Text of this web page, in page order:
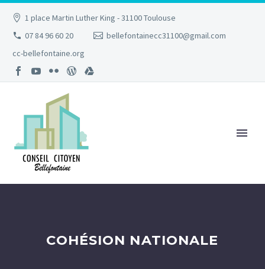
1 place Martin Luther King - 31100 Toulouse
07 84 96 60 20
bellefontainecc31100@gmail.com
cc-bellefontaine.org
COHÉSION NATIONALE